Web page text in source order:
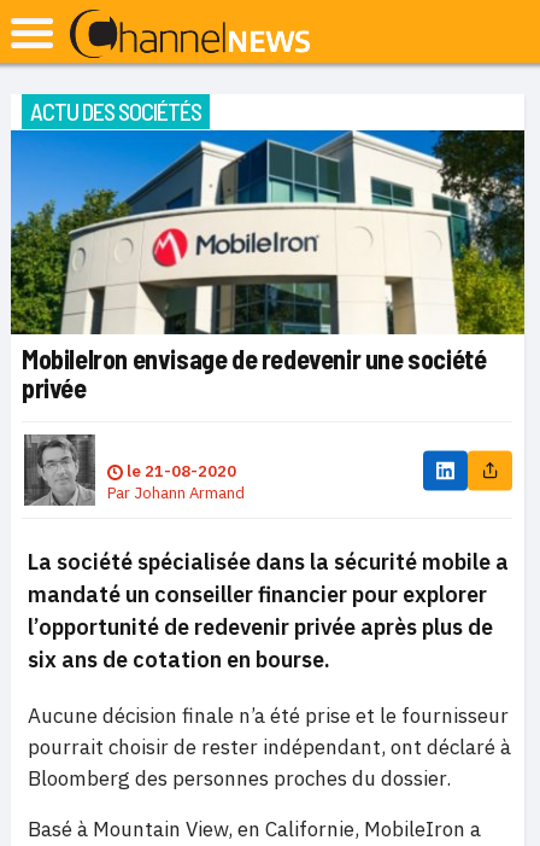
ACTU DES SOCIÉTÉS
MobileIron envisage de redevenir une société
privée
le 21-08-2020
Par Johann Armand
La société spécialisée dans la sécurité mobile a
mandaté un conseiller financier pour explorer
l’opportunité de redevenir privée après plus de
six ans de cotation en bourse.
Aucune décision finale n’a été prise et le fournisseur
pourrait choisir de rester indépendant, ont déclaré à
Bloomberg des personnes proches du dossier.
Basé à Mountain View, en Californie, MobileIron a